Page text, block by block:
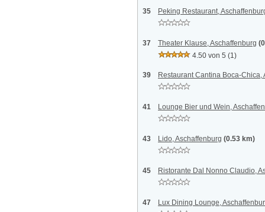
35 Peking Restaurant,
37 Theater Klause, Aschaffenburg
4.50 von 5 (1)
39 Restaurant Cantina Boca-Chica,
41 Lounge Bier und Wein,
43 Lido, Aschaffenburg (0.53 km)
45 Ristorante Dal Nonno Claudio,
47 Lux Dining Lounge,